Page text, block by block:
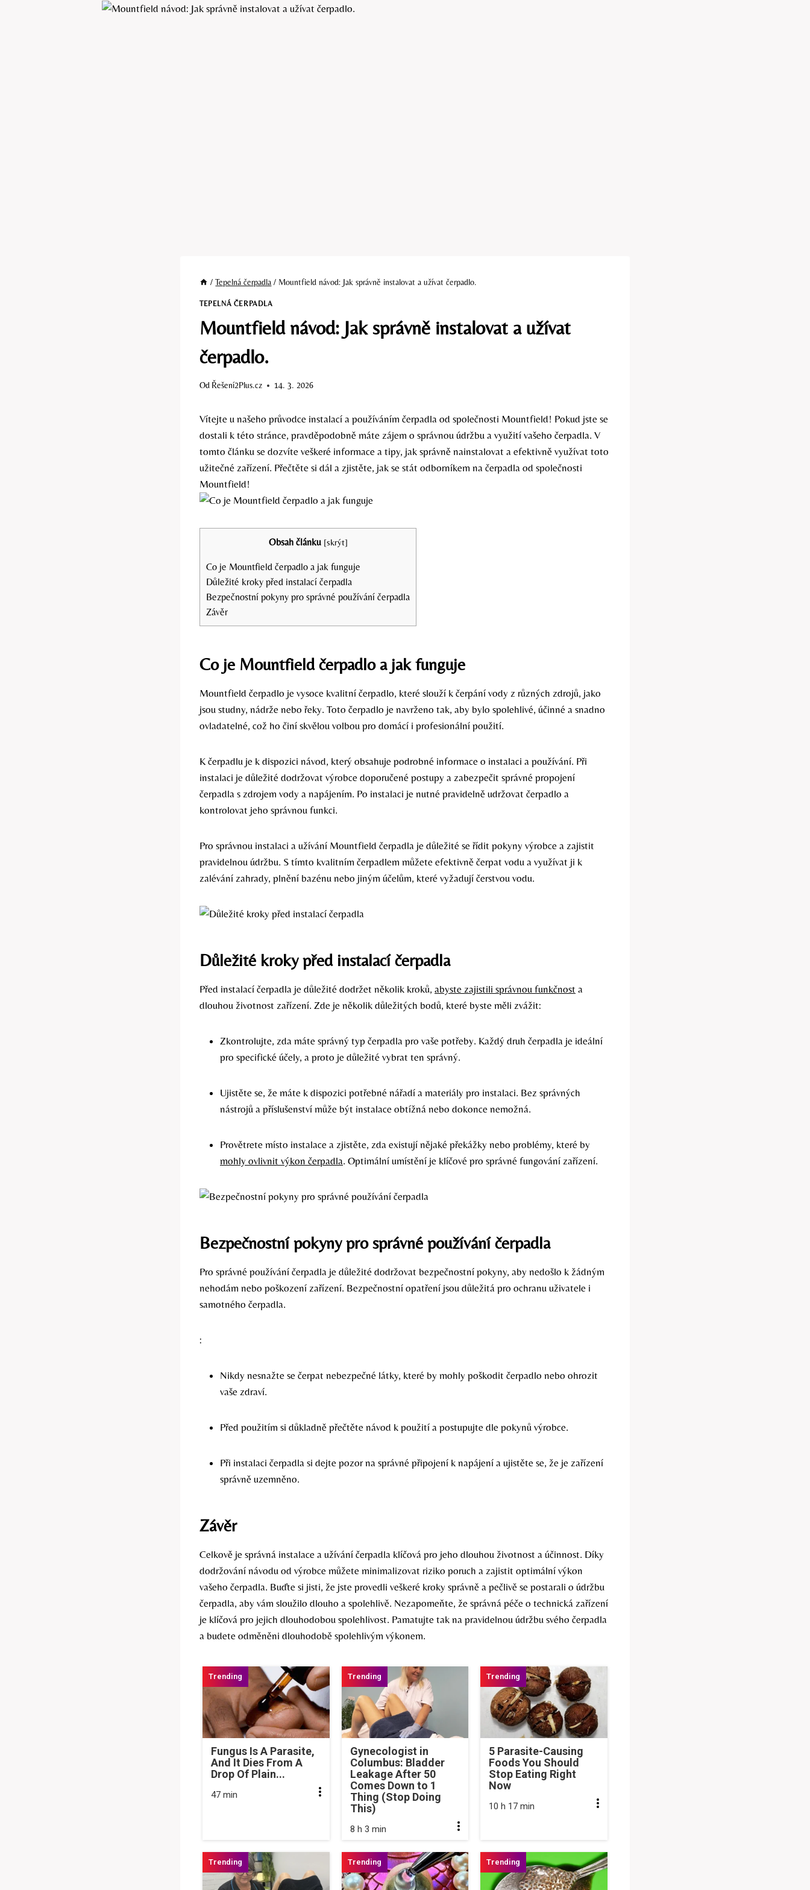
/ Tepelná čerpadla / Mountfield návod: Jak správně instalovat a užívat čerpadlo.
TEPELNÁ ČERPADLA
Mountfield návod: Jak správně instalovat a užívat
čerpadlo.
Od Řešení2Plus.cz 14. 3. 2026
Vítejte u našeho průvodce instalací a používáním čerpadla od společnosti Mountfield! Pokud jste se
dostali k této stránce, pravděpodobně máte zájem o správnou údržbu a využití vašeho čerpadla. V
tomto článku se dozvíte veškeré informace a tipy, jak správně nainstalovat a efektivně využívat toto
užitečné zařízení. Přečtěte si dál a zjistěte, jak se stát odborníkem na čerpadla od společnosti
Mountfield!
Obsah článku [skrýt]
Co je Mountfield čerpadlo a jak funguje
Důležité kroky před instalací čerpadla
Bezpečnostní pokyny pro správné používání čerpadla
Závěr
Co je Mountfield čerpadlo a jak funguje
Mountfield čerpadlo je vysoce kvalitní čerpadlo, které slouží k čerpání vody z různých zdrojů, jako
jsou studny, nádrže nebo řeky. Toto čerpadlo je navrženo tak, aby bylo spolehlivé, účinné a snadno
ovladatelné, což ho činí skvělou volbou pro domácí i profesionální použití.
K čerpadlu je k dispozici návod, který obsahuje podrobné informace o instalaci a používání. Při
instalaci je důležité dodržovat výrobce doporučené postupy a zabezpečit správné propojení
čerpadla s zdrojem vody a napájením. Po instalaci je nutné pravidelně udržovat čerpadlo a
kontrolovat jeho správnou funkci.
Pro správnou instalaci a užívání Mountfield čerpadla je důležité se řídit pokyny výrobce a zajistit
pravidelnou údržbu. S tímto kvalitním čerpadlem můžete efektivně čerpat vodu a využívat ji k
zalévání zahrady, plnění bazénu nebo jiným účelům, které vyžadují čerstvou vodu.
Důležité kroky před instalací čerpadla
Před instalací čerpadla je důležité dodržet několik kroků, abyste zajistili správnou funkčnost a
dlouhou životnost zařízení. Zde je několik důležitých bodů, které byste měli zvážit:
Zkontrolujte, zda máte správný typ čerpadla pro vaše potřeby. Každý druh čerpadla je ideální
pro specifické účely, a proto je důležité vybrat ten správný.
Ujistěte se, že máte k dispozici potřebné nářadí a materiály pro instalaci. Bez správných
nástrojů a příslušenství může být instalace obtížná nebo dokonce nemožná.
Provětrete místo instalace a zjistěte, zda existují nějaké překážky nebo problémy, které by
mohly ovlivnit výkon čerpadla. Optimální umístění je klíčové pro správné fungování zařízení.
Bezpečnostní pokyny pro správné používání čerpadla
Pro správné používání čerpadla je důležité dodržovat bezpečnostní pokyny, aby nedošlo k žádným
nehodám nebo poškození zařízení. Bezpečnostní opatření jsou důležitá pro ochranu uživatele i
samotného čerpadla.
:
Nikdy nesnažte se čerpat nebezpečné látky, které by mohly poškodit čerpadlo nebo ohrozit
vaše zdraví.
Před použitím si důkladně přečtěte návod k použití a postupujte dle pokynů výrobce.
Při instalaci čerpadla si dejte pozor na správné připojení k napájení a ujistěte se, že je zařízení
správně uzemněno.
Závěr
Celkově je správná instalace a užívání čerpadla klíčová pro jeho dlouhou životnost a účinnost. Díky
dodržování návodu od výrobce můžete minimalizovat riziko poruch a zajistit optimální výkon
vašeho čerpadla. Buďte si jisti, že jste provedli veškeré kroky správně a pečlivě se postarali o údržbu
čerpadla, aby vám sloužilo dlouho a spolehlivě. Nezapomeňte, že správná péče o technická zařízení
je klíčová pro jejich dlouhodobou spolehlivost. Pamatujte tak na pravidelnou údržbu svého čerpadla
a budete odměněni dlouhodobě spolehlivým výkonem.
Fungus Is A Parasite,
And It Dies From A
Drop Of Plain...
47 min
Gynecologist in
Columbus: Bladder
Leakage After 50
Comes Down to 1
Thing (Stop Doing
This)
8 h 3 min
5 Parasite-Causing
Foods You Should
Stop Eating Right
Now
10 h 17 min